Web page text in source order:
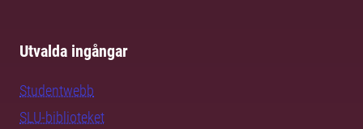
Utvalda ingångar
Studentwebb
SLU-biblioteket